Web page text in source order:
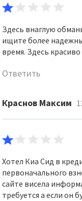
Здесь внаглую
ищите более
время. Здесь
Ответить
Краснов Максим
Хотел Киа Сид в
первоначального
сайте висела
требуется а если он